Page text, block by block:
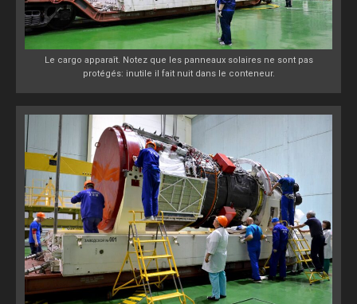
Le cargo apparaît. Notez que les panneaux solaires ne sont pas
protégés: inutile il fait nuit dans le conteneur.